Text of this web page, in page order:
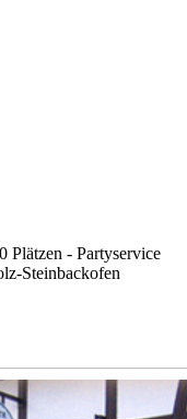
Plätzen - Partyservice
Steinbackofen